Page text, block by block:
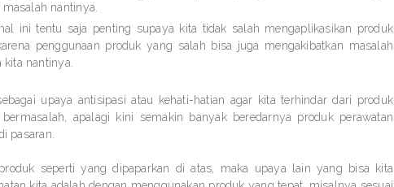
nantinya.
hal ini tentu saja penting supaya kita tidak salah mengaplikasikan produk
penggunaan produk yang salah bisa juga mengakibatkan masalah
nantinya.
upaya antisipasi atau kehati-hatian agar kita terhindar dari produk
apalagi kini semakin banyak beredarnya produk perawatan
pasaran.
seperti yang dipaparkan di atas, maka upaya lain yang bisa kita